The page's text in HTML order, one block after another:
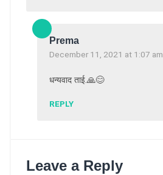
Prema
December 11, 2021 at 1:07 am
धन्यवाद ताई.🙏😊
REPLY
Leave a Reply